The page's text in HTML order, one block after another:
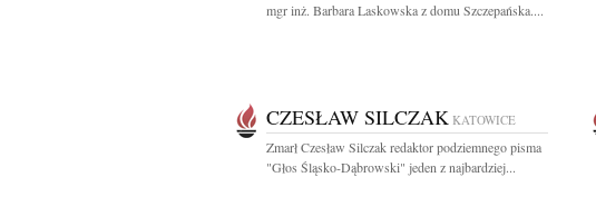
mgr inż. Barbara Laskowska z domu Szczepańska....
CZESŁAW SILCZAK KATOWICE
Zmarł Czesław Silczak redaktor podziemnego pisma
"Głos Śląsko-Dąbrowski" jeden z najbardziej...